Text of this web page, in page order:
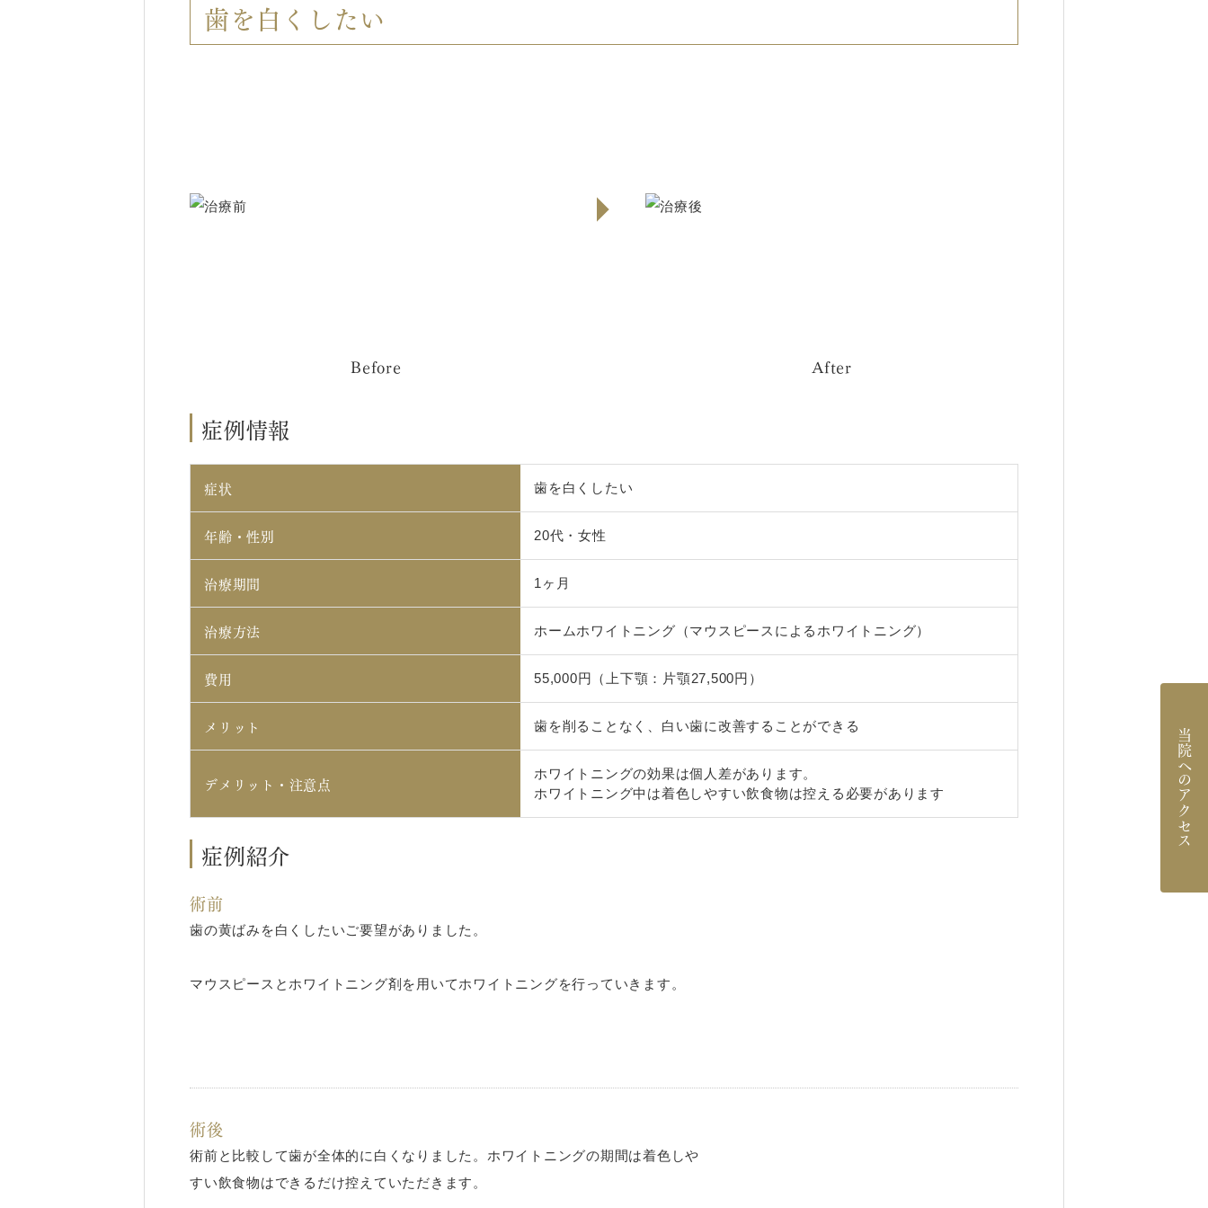
歯を白くしたい
Before After
症例情報
症状 歯を白くしたい
年齢・性別 20代・女性
治療期間 1ヶ月
治療方法 ホームホワイトニング（マウスピースによるホワイトニング）
費用 55,000円（上下顎：片顎27,500円）
メリット 歯を削ることなく、白い歯に改善することができる
デメリット・注意点
ホワイトニングの効果は個人差があります。
ホワイトニング中は着色しやすい飲食物は控える必要があります
症例紹介
術前
歯の黄ばみを白くしたいご要望がありました。
マウスピースとホワイトニング剤を用いてホワイトニングを行っていきます。
術後
術前と比較して歯が全体的に白くなりました。ホワイトニングの期間は着色しや
すい飲食物はできるだけ控えていただきます。
当院へのアクセス